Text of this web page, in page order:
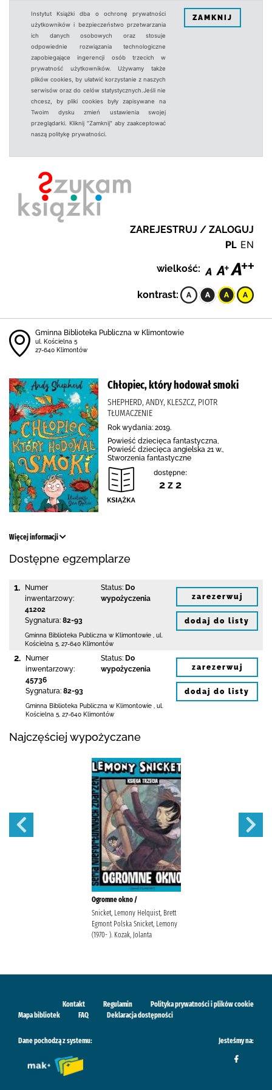
Instytut Książki dba o ochronę prywatności
użytkowników i bezpieczeństwo przetwarzania
ich danych osobowych oraz stosuje
odpowiednie rozwiązania technologiczne
zapobiegające ingerencji osób trzecich w
prywatność użytkowników. Używamy także
plików cookies, by ułatwić korzystanie z naszych
serwisów oraz do celów statystycznych.Jeśli nie
chcesz, by pliki cookies były zapisywane na
Twoim dysku zmień ustawienia swojej
przeglądarki. Kliknij "Zamknij" aby zaakceptować
naszą politykę prywatności.
ZAMKNIJ
ZAREJESTRUJ / ZALOGUJ
PL EN
wielkość:
kontrast:
Gminna Biblioteka Publiczna w Klimontowie
ul. Kościelna 5
27-640 Klimontów
Chłopiec, który hodował smoki
SHEPHERD, ANDY, KLESZCZ, PIOTR
TŁUMACZENIE
Rok wydania: 2019.
Powieść dziecięca fantastyczna,
Powieść dziecięca angielska 21 w.,
Stworzenia fantastyczne
dostępne:
2 z 2
Więcej informacji
Dostępne egzemplarze
1.
Numer
inwentarzowy:
41202
Sygnatura: 82-93
Status: Do
wypożyczenia
Gminna Biblioteka Publiczna w Klimontowie
ul.
Kościelna 5 27-640 Klimontów
zarezerwuj
dodaj do listy
2.
Numer
inwentarzowy:
45736
Sygnatura: 82-93
Status: Do
wypożyczenia
Gminna Biblioteka Publiczna w Klimontowie
ul.
Kościelna 5 27-640 Klimontów
zarezerwuj
dodaj do listy
Najczęściej wypożyczane
Ogromne okno /
Snicket, Lemony Helquist, Brett
Egmont Polska Snicket, Lemony
(1970- ). Kozak, Jolanta
Kontakt Regulamin
Polityka prywatności i plików cookie
Mapa bibliotek
FAQ Deklaracja dostępności
Dane pochodzą z systemu: Jesteśmy na: